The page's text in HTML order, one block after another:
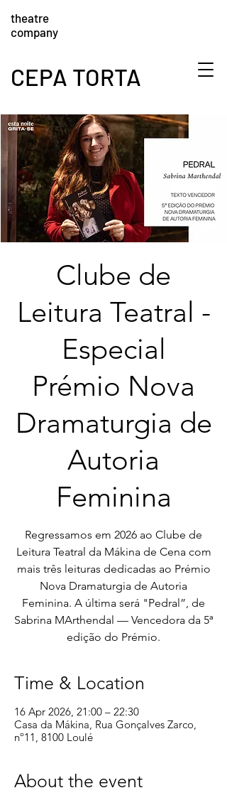
CEPA TORTA
theatre
company
Clube de
Leitura Teatral -
Especial
Prémio Nova
Dramaturgia de
Autoria
Feminina
Regressamos em 2026 ao Clube de
Leitura Teatral da Mákina de Cena com
mais três leituras dedicadas ao Prémio
Nova Dramaturgia de Autoria
Feminina. A última será "Pedral”, de
Sabrina MArthendal — Vencedora da 5ª
edição do Prémio.
Time & Location
16 Apr 2026, 21:00 – 22:30
Casa da Mákina, Rua Gonçalves Zarco,
nº11, 8100 Loulé
About the event